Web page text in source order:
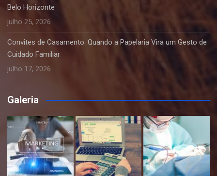
Belo Horizonte
julho 25, 2026
Convites de Casamento: Quando a Papelaria Vira um Gesto de
Cuidado Familiar
julho 17, 2026
Galeria